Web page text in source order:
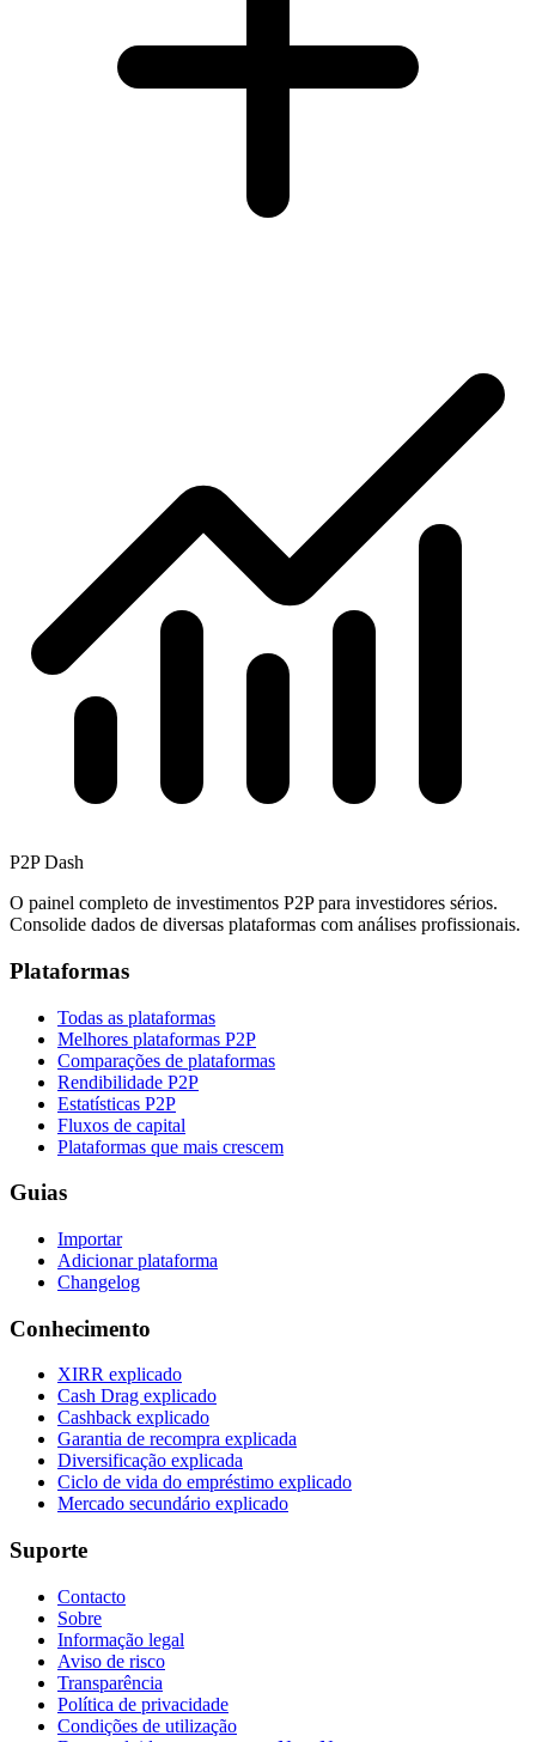
P2P Dash
O painel completo de investimentos P2P para investidores sérios.
Consolide dados de diversas plataformas com análises profissionais.
Plataformas
Todas as plataformas
Melhores plataformas P2P
Comparações de plataformas
Rendibilidade P2P
Estatísticas P2P
Fluxos de capital
Plataformas que mais crescem
Guias
Importar
Adicionar plataforma
Changelog
Conhecimento
XIRR explicado
Cash Drag explicado
Cashback explicado
Garantia de recompra explicada
Diversificação explicada
Ciclo de vida do empréstimo explicado
Mercado secundário explicado
Suporte
Contacto
Sobre
Informação legal
Aviso de risco
Transparência
Política de privacidade
Condições de utilização